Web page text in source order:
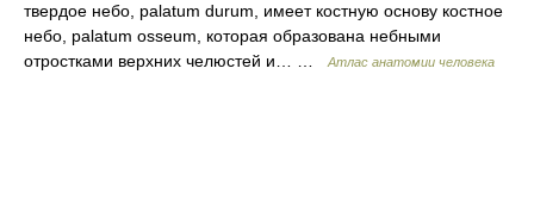
твердое небо, palatum durum, имеет костную основу костное
небо, palatum osseum, которая образована небными
отростками верхних челюстей и… …Атлас анатомии человека